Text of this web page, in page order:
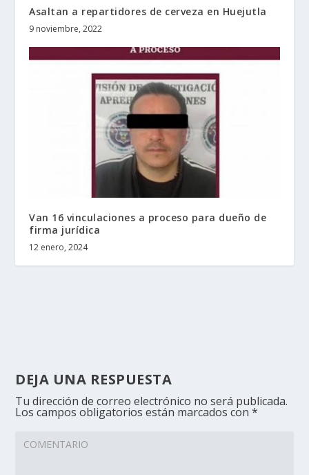
Asaltan a repartidores de cerveza en Huejutla
9 noviembre, 2022
Van 16 vinculaciones a proceso para dueño de
firma jurídica
12 enero, 2024
DEJA UNA RESPUESTA
Tu dirección de correo electrónico no será publicada.
Los campos obligatorios están marcados con*